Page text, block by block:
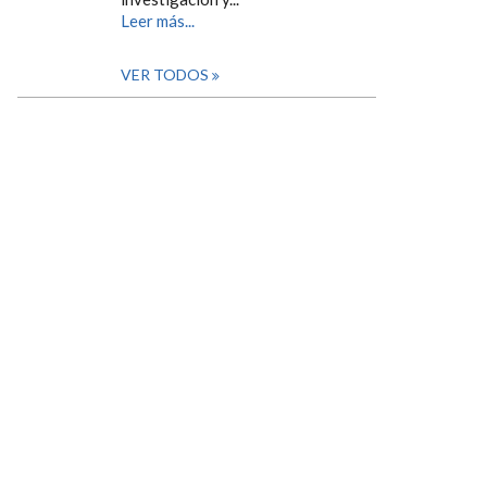
Leer más...
VER TODOS